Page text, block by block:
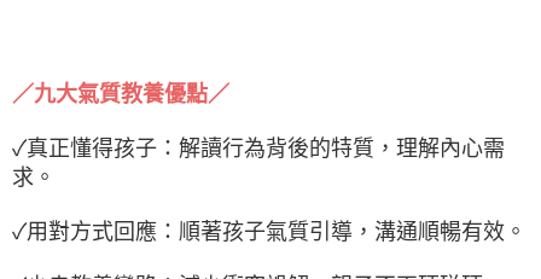
／九大氣質教養優點／
✓真正懂得孩子：解讀行為背後的特質，理解內心需
求。
✓用對方式回應：順著孩子氣質引導，溝通順暢有效。